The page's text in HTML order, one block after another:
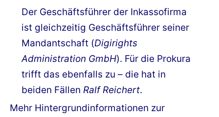
Der Geschäftsführer der Inkassofirma
ist gleichzeitig Geschäftsführer seiner
Mandantschaft (Digirights
Administration GmbH). Für die Prokura
trifft das ebenfalls zu – die hat in
beiden Fällen Ralf Reichert.
Mehr Hintergrundinformationen zur